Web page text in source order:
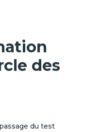
des
du test